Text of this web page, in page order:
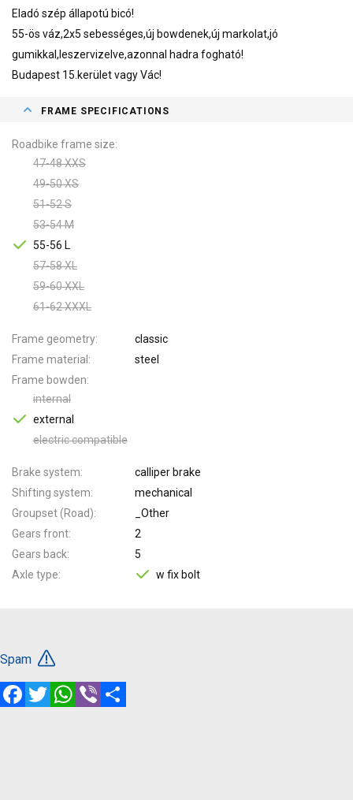
Eladó szép állapotú bicó!
55-ös váz,2x5 sebességes,új bowdenek,új markolat,jó
gumikkal,leszervizelve,azonnal hadra fogható!
Budapest 15.kerület vagy Vác!
FRAME SPECIFICATIONS
Roadbike frame size
47-48 XXS
49-50 XS
51-52 S
53-54 M
55-56 L
57-58 XL
59-60 XXL
61-62 XXXL
Frame geometry
classic
Frame material
steel
Frame bowden
internal
external
electric compatible
Brake system
calliper brake
Shifting system
mechanical
Groupset (Road)
_Other
Gears front
2
Gears back
5
Axle type
w fix bolt
Spam
FacebookTwitterWhatsApp
Viber